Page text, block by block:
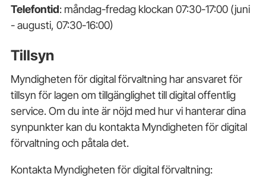
Telefontid: måndag-fredag klockan 07:30-17:00 (juni
- augusti, 07:30-16:00)
Tillsyn
Myndigheten för digital förvaltning har ansvaret för
tillsyn för lagen om tillgänglighet till digital offentlig
service. Om du inte är nöjd med hur vi hanterar dina
synpunkter kan du kontakta Myndigheten för digital
förvaltning och påtala det.
Kontakta Myndigheten för digital förvaltning: